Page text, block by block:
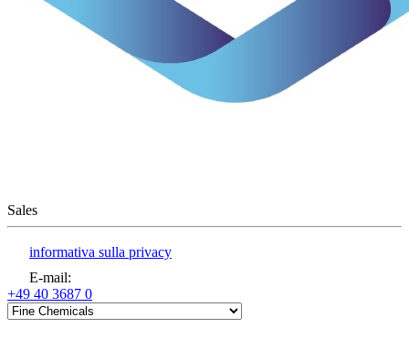
Sales
informativa sulla privacy
E-mail:
+49 40 3687 0